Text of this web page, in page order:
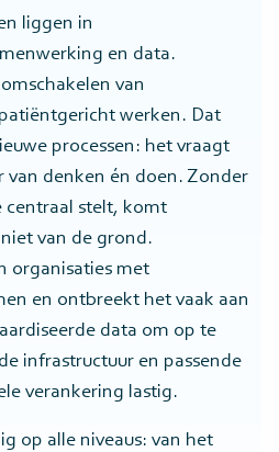
liggen in
en data.
van
werken. Dat
processen: het vraagt
van denken én doen. Zonder
centraal stelt, komt
van de grond.
organisaties met
en ontbreekt het vaak aan
data om op te
infrastructuur en passende
verankering lastig.
op alle niveaus: van het